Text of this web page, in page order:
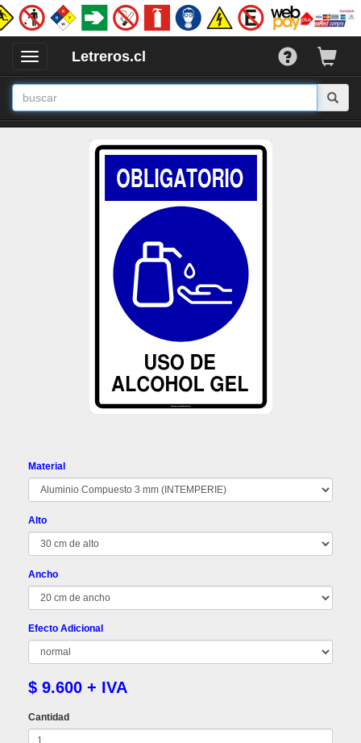
Desplegar
Ocultar
Menu
Letreros.cl
Material
Alto
Ancho
Efecto Adicional
$ 9.600 + IVA
Cantidad